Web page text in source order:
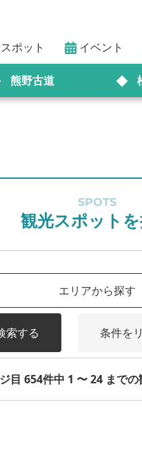
ポット イベント
熊野古道
SPOTS
観光スポット
エリアから探す
索する 条件を
目 654件中 1 〜 24 まで